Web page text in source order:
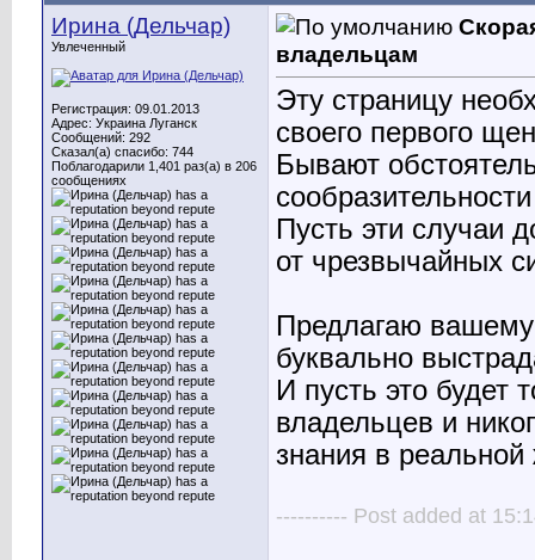
Ирина (Дельчар)
Увлеченный
Регистрация: 09.01.2013
Адрес: Украина Луганск
Сообщений: 292
Сказал(а) спасибо: 744
Поблагодарили 1,401 раз(а) в 206
сообщениях
владельцам
Эту страницу
своего первого
Бывают
Пусть эти случаи
от чрезвычайных
Предлагаю
буквально
И пусть это будет
владельцев и
знания в реальной
---------- Post added at